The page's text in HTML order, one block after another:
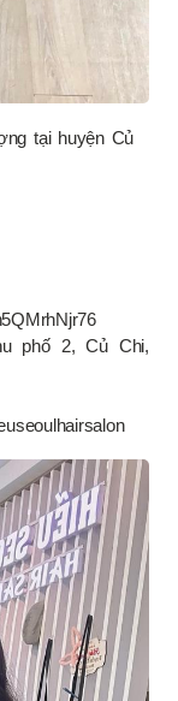
tại huyện Củ
phố 2, Củ Chi,